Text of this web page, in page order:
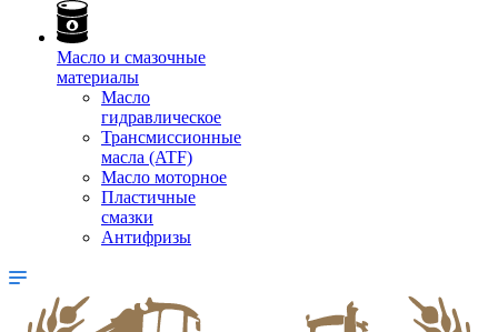
Масло и смазочные
материалы
Масло
гидравлическое
Трансмиссионные
масла (ATF)
Масло моторное
Пластичные
смазки
Антифризы